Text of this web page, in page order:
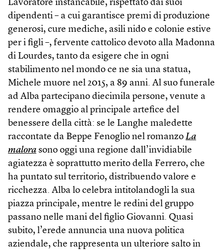
Lavoratore instancabile, rispettato dai suoi
dipendenti – a cui garantisce premi di produzione
generosi, cure mediche, asili nido e colonie estive
per i figli –, fervente cattolico devoto alla Madonna
di Lourdes, tanto da esigere che in ogni
stabilimento nel mondo ce ne sia una statua,
Michele muore nel 2015, a 89 anni. Al suo funerale
ad Alba partecipano diecimila persone, venute a
rendere omaggio al principale artefice del
benessere della città: se le Langhe maledette
raccontate da Beppe Fenoglio nel romanzo La
malora sono oggi una regione dall’invidiabile
agiatezza è soprattutto merito della Ferrero, che
ha puntato sul territorio, distribuendo valore e
ricchezza. Alba lo celebra intitolandogli la sua
piazza principale, mentre le redini del gruppo
passano nelle mani del figlio Giovanni. Quasi
subito, l’erede annuncia una nuova politica
aziendale, che rappresenta un ulteriore salto in